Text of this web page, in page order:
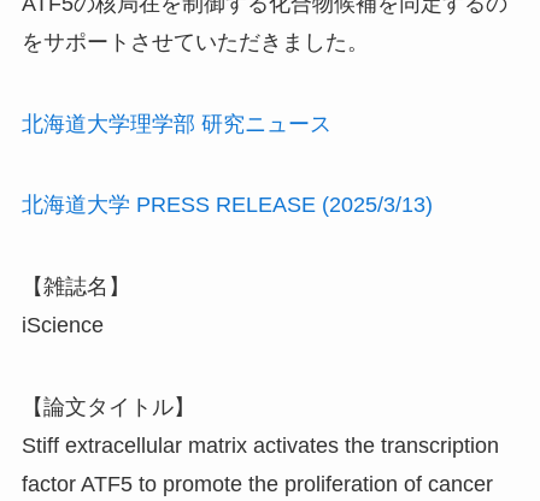
をサポートさせていただきました。
北海道大学理学部 研究ニュース
北海道大学 PRESS RELEASE (2025/3/13)
【雑誌名】
iScience
【論文タイトル】
Stiff extracellular matrix activates the transcription
factor ATF5 to promote the proliferation of cancer